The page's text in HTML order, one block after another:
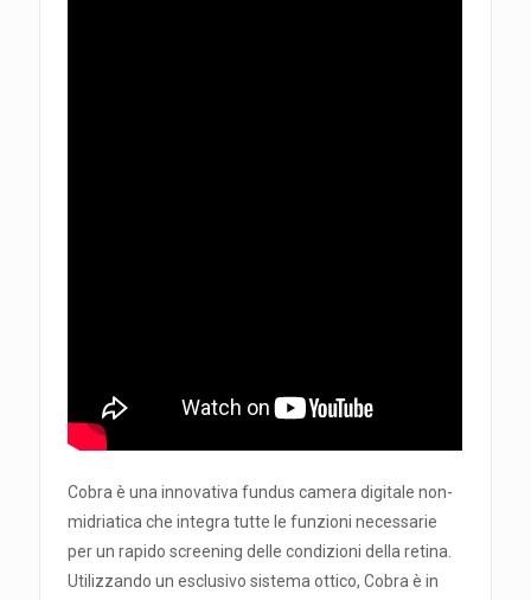
Cobra è una innovativa fundus camera digitale non-
midriatica che integra tutte le funzioni necessarie
per un rapido screening delle condizioni della retina.
Utilizzando un esclusivo sistema ottico, Cobra è in